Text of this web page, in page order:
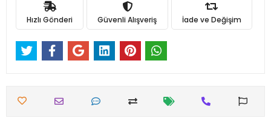
Hızlı Gönderi Güvenli Alışveriş İade ve Değişim